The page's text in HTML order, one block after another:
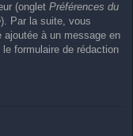
(onglet Préférences du
). Par la suite, vous
ajoutée à un message en
le formulaire de rédaction